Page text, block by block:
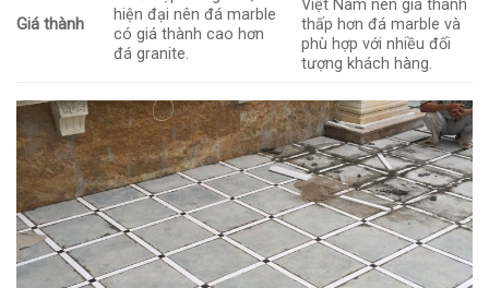
Giá thành
hiện đại nên đá marble
có giá thành cao hơn
đá granite.
Việt Nam nên giá thành
thấp hơn đá marble và
phù hợp với nhiều đối
tượng khách hàng.